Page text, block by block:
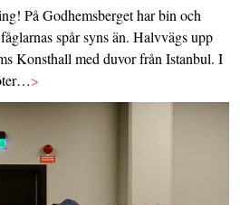
På Godhemsberget har bin och
spår syns än. Halvvägs upp
Konsthall med duvor från Istanbul. I
>